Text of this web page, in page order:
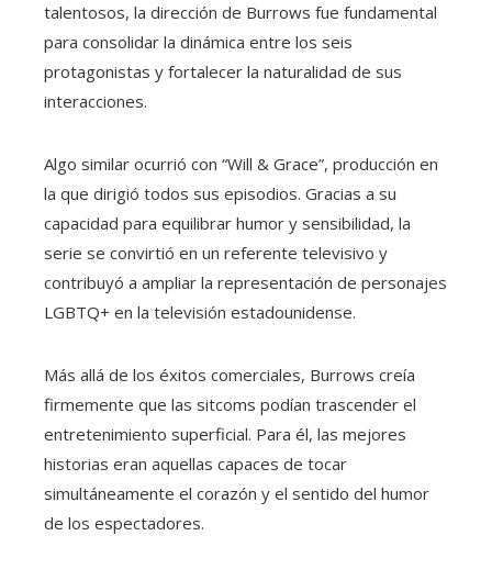
talentosos, la dirección de Burrows fue fundamental
para consolidar la dinámica entre los seis
protagonistas y fortalecer la naturalidad de sus
interacciones.
Algo similar ocurrió con “Will & Grace”, producción en
la que dirigió todos sus episodios. Gracias a su
capacidad para equilibrar humor y sensibilidad, la
serie se convirtió en un referente televisivo y
contribuyó a ampliar la representación de personajes
LGBTQ+ en la televisión estadounidense.
Más allá de los éxitos comerciales, Burrows creía
firmemente que las sitcoms podían trascender el
entretenimiento superficial. Para él, las mejores
historias eran aquellas capaces de tocar
simultáneamente el corazón y el sentido del humor
de los espectadores.